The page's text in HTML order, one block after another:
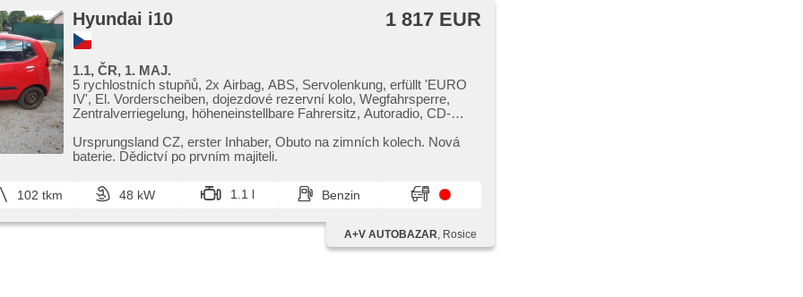
Hyundai i10 1 817 EUR
1.1, ČR, 1. MAJ.
5 rychlostních stupňů, 2x Airbag, ABS, Servolenkung, erfüllt 'EURO
IV', El. Vorderscheiben, dojezdové rezervní kolo, Wegfahrsperre,
Zentralverriegelung, höheneinstellbare Fahrersitz, Autoradio, CD-
Ursprungsland CZ,​ erster Inhaber,​ Obuto na zimních kolech. Nová
baterie. Dědictví po prvním majiteli.
102 tkm 48 kW 1.1 l Benzin
A+V AUTOBAZAR, Rosice